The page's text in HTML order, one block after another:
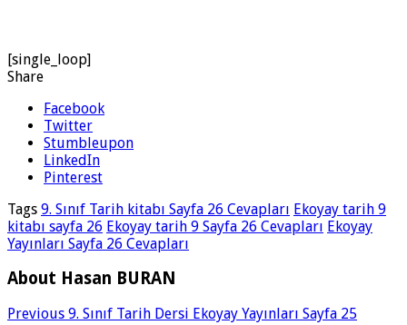
[single_loop]
Share
Facebook
Twitter
Stumbleupon
LinkedIn
Pinterest
Tags 9. Sınıf Tarih kitabı Sayfa 26 Cevapları Ekoyay tarih 9
kitabı sayfa 26 Ekoyay tarih 9 Sayfa 26 Cevapları Ekoyay
Yayınları Sayfa 26 Cevapları
About Hasan BURAN
Previous 9. Sınıf Tarih Dersi Ekoyay Yayınları Sayfa 25